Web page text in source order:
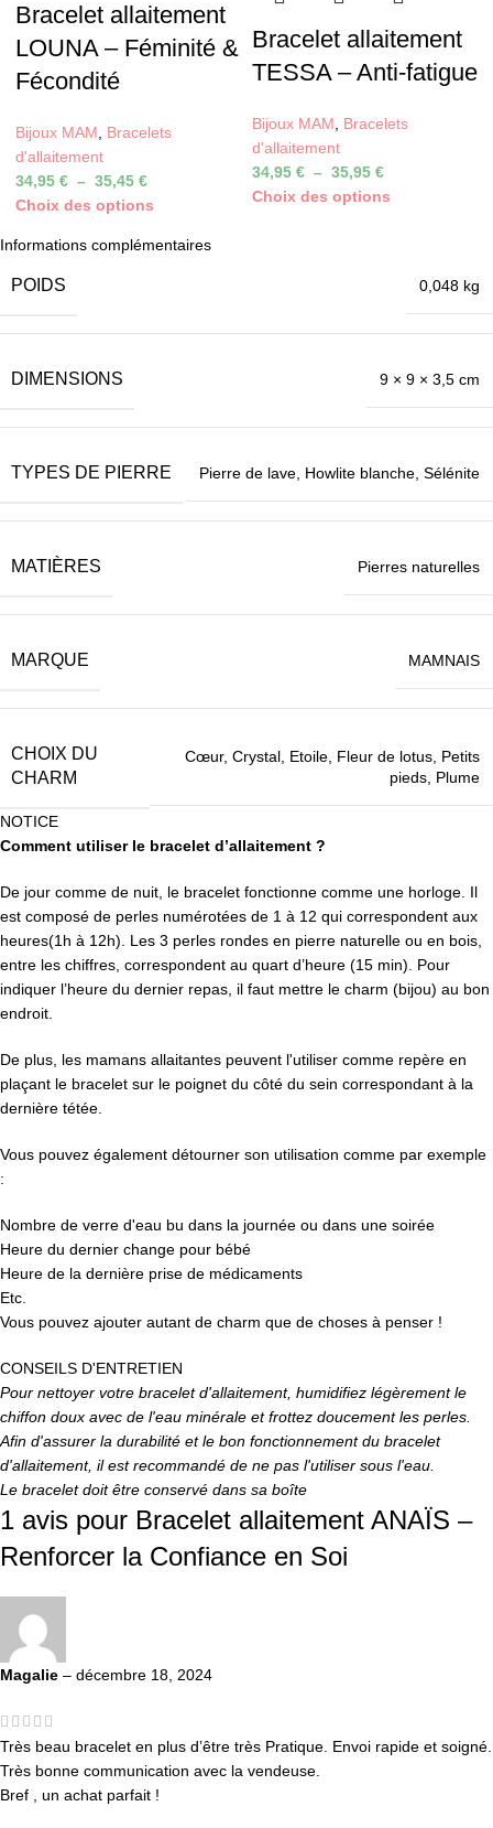
Bracelet allaitement
LOUNA – Féminité &
Fécondité
Bijoux MAM
Bracelets
d'allaitement
34,95 € – 35,45 €
Choix des options
Bracelet allaitement
TESSA – Anti-fatigue
Bijoux MAM
Bracelets
d'allaitement
34,95 € – 35,95 €
Choix des options
Informations complémentaires
POIDS 0,048 kg
DIMENSIONS 9 × 9 × 3,5 cm
TYPES DE PIERRE Pierre de lave Howlite blanche Sélénite
MATIÈRES Pierres naturelles
MARQUE MAMNAIS
CHOIX DU
CHARM
Cœur, Crystal Etoile Fleur de lotus Petits
pieds Plume
NOTICE
Comment utiliser le bracelet d’allaitement ?
De jour comme de nuit, le bracelet fonctionne comme une horloge. Il
est composé de perles numérotées de 1 à 12 qui correspondent aux
heures(1h à 12h). Les 3 perles rondes en pierre naturelle ou en bois,
entre les chiffres, correspondent au quart d’heure (15 min). Pour
indiquer l’heure du dernier repas, il faut mettre le charm (bijou) au bon
endroit.
De plus, les mamans allaitantes peuvent l'utiliser comme repère en
plaçant le bracelet sur le poignet du côté du sein correspondant à la
dernière tétée.
Vous pouvez également détourner son utilisation comme par exemple
:
Nombre de verre d'eau bu dans la journée ou dans une soirée
Heure du dernier change pour bébé
Heure de la dernière prise de médicaments
Etc.
Vous pouvez ajouter autant de charm que de choses à penser !
CONSEILS D'ENTRETIEN
Pour nettoyer votre bracelet d'allaitement, humidifiez légèrement le
chiffon doux avec de l'eau minérale et frottez doucement les perles.
Afin d'assurer la durabilité et le bon fonctionnement du bracelet
d'allaitement, il est recommandé de ne pas l'utiliser sous l'eau.
Le bracelet doit être conservé dans sa boîte
1 avis pour Bracelet allaitement ANAÏS –
Renforcer la Confiance en Soi
Magalie – décembre 18, 2024
Très beau bracelet en plus d’être très Pratique. Envoi rapide et soigné.
Très bonne communication avec la vendeuse.
Bref , un achat parfait !